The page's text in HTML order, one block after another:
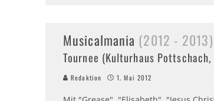
Musicalmania (2012 - 2013)
Tournee (Kulturhaus
Redaktion 1. Mai 2012